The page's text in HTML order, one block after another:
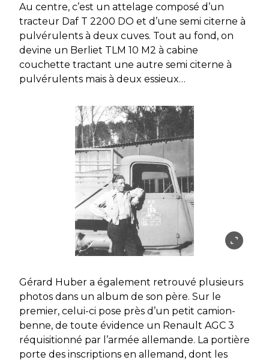
Au centre, c’est un attelage composé d’un
tracteur Daf T 2200 DO et d’une semi citerne à
pulvérulents à deux cuves. Tout au fond, on
devine un Berliet TLM 10 M2 à cabine
couchette tractant une autre semi citerne à
pulvérulents mais à deux essieux…
Gérard Huber a également retrouvé plusieurs
photos dans un album de son père. Sur le
premier, celui-ci pose près d’un petit camion-
benne, de toute évidence un Renault AGC 3
réquisitionné par l’armée allemande. La portière
porte des inscriptions en allemand, dont les